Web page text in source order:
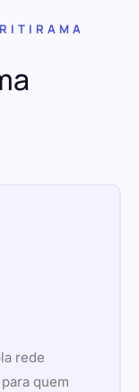
rede
quem